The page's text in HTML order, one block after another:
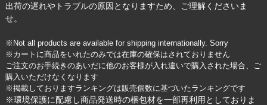
出荷の遅れやトラブルの原因となりますため、ご理解くださいま
せ。
※Not all products are available for shipping internationally. Sorry
※カートに商品をいれたのみでは在庫の確保はされておりません
ご注文のお手続きのあいだに他のお客様が入れ違いで購入された場合、ご
購入いただけなくなります
※掲載しておりますランキングは販売個数に基づいたランキングです
※環境保護に配慮し商品発送時の梱包材を一部再利用としておりま